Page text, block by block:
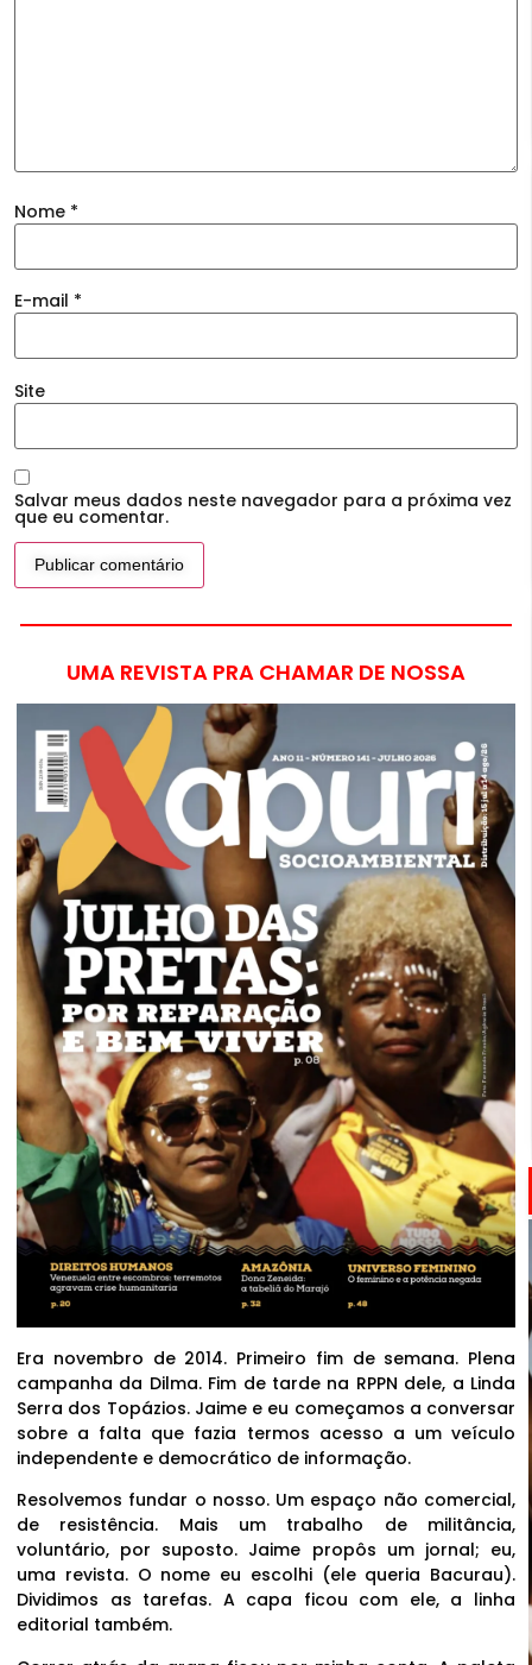
Nome *
E-mail *
Site
Salvar meus dados neste navegador para a próxima vez
que eu comentar.
UMA REVISTA PRA CHAMAR DE NOSSA
Era novembro de 2014. Primeiro fim de semana. Plena
campanha da Dilma. Fim de tarde na RPPN dele, a Linda
Serra dos Topázios. Jaime e eu começamos a conversar
sobre a falta que fazia termos acesso a um veículo
independente e democrático de informação.
Resolvemos fundar o nosso. Um espaço não comercial,
de resistência. Mais um trabalho de militância,
voluntário, por suposto. Jaime propôs um jornal; eu,
uma revista. O nome eu escolhi (ele queria Bacurau).
Dividimos as tarefas. A capa ficou com ele, a linha
editorial também.